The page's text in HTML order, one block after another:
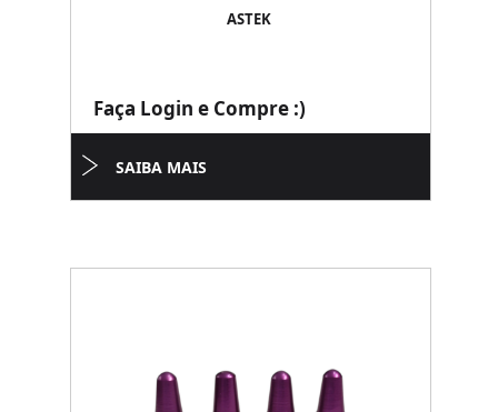
ASTEK
Faça Login e Compre :)
SAIBA MAIS